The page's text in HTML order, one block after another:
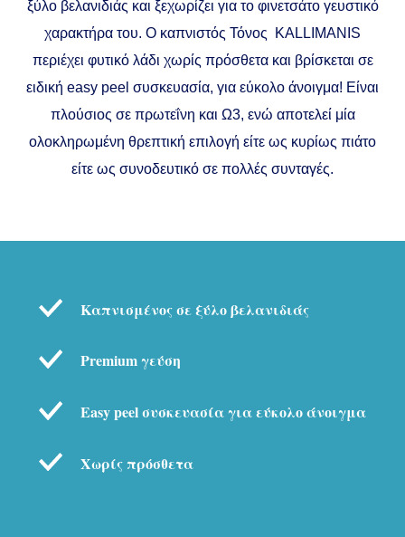
ξύλο βελανιδιάς και ξεχωρίζει για το φινετσάτο γευστικό
χαρακτήρα του. Ο καπνιστός Τόνος KALLIMANIS
περιέχει φυτικό λάδι χωρίς πρόσθετα και βρίσκεται σε
ειδική easy peel συσκευασία, για εύκολο άνοιγμα! Είναι
πλούσιος σε πρωτεΐνη και Ω3, ενώ αποτελεί μία
ολοκληρωμένη θρεπτική επιλογή είτε ως κυρίως πιάτο
είτε ως συνοδευτικό σε πολλές συνταγές.
Καπνισμένος σε ξύλο βελανιδιάς
Premium γεύση
Easy peel συσκευασία για εύκολο άνοιγμα
Χωρίς πρόσθετα